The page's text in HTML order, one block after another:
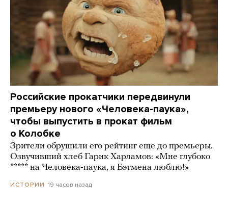
Российские прокатчики передвинули
премьеру нового «Человека-паука»,
чтобы выпустить в прокат фильм
о Колобке
Зрители обрушили его рейтинг еще до премьеры.
Озвучивший хлеб Гарик Харламов: «Мне глубоко
***** на Человека-паука, я Бэтмена люблю!»
ИСТОРИИ 19 часов назад